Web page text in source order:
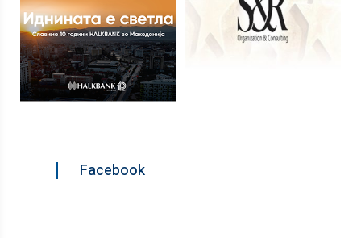
Facebook